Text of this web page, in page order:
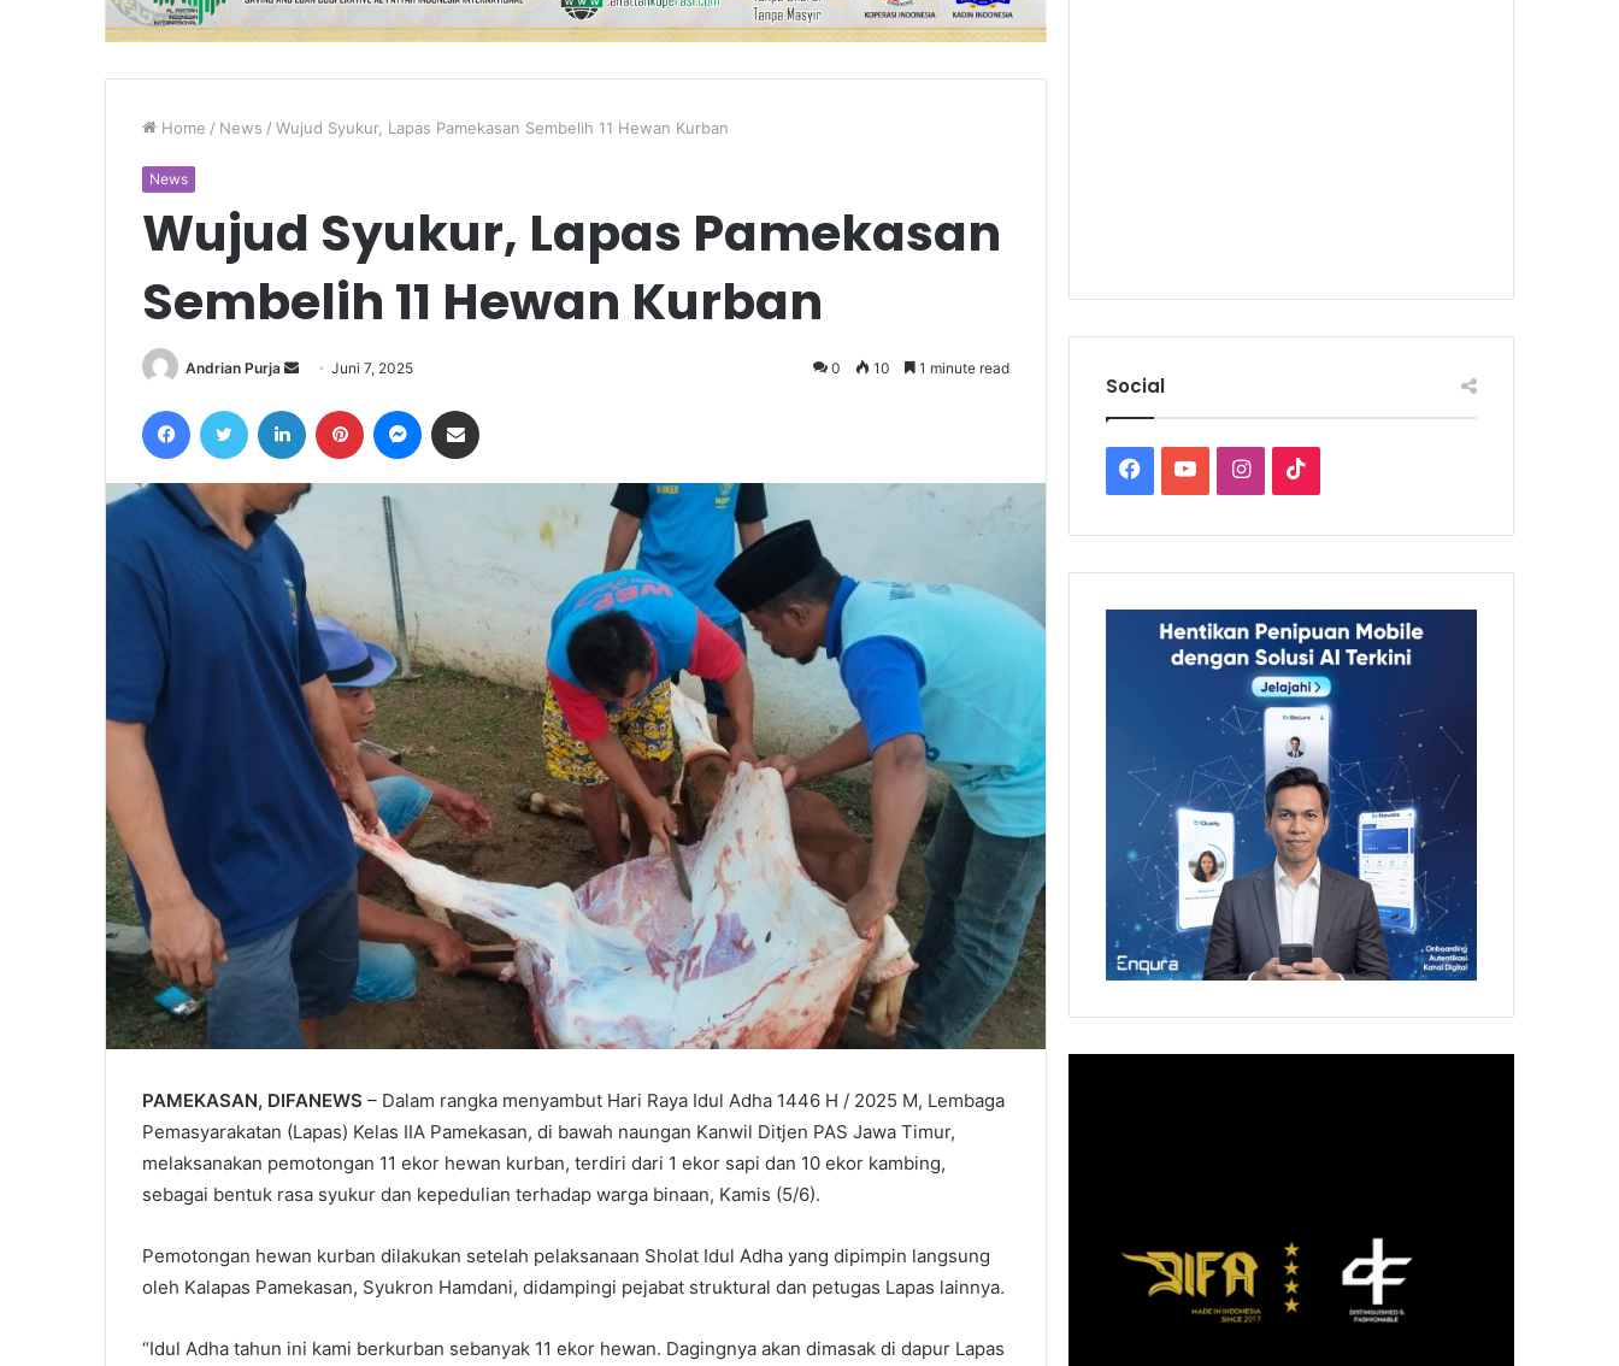
Home / News / Wujud Syukur, Lapas Pamekasan Sembelih 11 Hewan Kurban
News
Wujud Syukur, Lapas Pamekasan
Sembelih 11 Hewan Kurban
Andrian Purja
Send
email
Juni 7, 2025 0 10 1 minute read
FacebookTwitter LinkedIn Pinterest Messenger
PAMEKASAN, DIFANEWS – Dalam rangka menyambut Hari Raya Idul Adha 1446 H / 2025 M, Lembaga
Pemasyarakatan (Lapas) Kelas IIA Pamekasan, di bawah naungan Kanwil Ditjen PAS Jawa Timur,
melaksanakan pemotongan 11 ekor hewan kurban, terdiri dari 1 ekor sapi dan 10 ekor kambing,
sebagai bentuk rasa syukur dan kepedulian terhadap warga binaan, Kamis (5/6).
Pemotongan hewan kurban dilakukan setelah pelaksanaan Sholat Idul Adha yang dipimpin langsung
oleh Kalapas Pamekasan, Syukron Hamdani, didampingi pejabat struktural dan petugas Lapas lainnya.
“Idul Adha tahun ini kami berkurban sebanyak 11 ekor hewan. Dagingnya akan dimasak di dapur Lapas
Social
Facebook
YouTubeInstagram